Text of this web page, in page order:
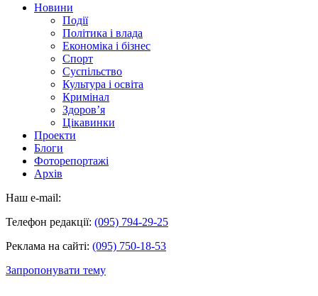
Новини
Події
Політика і влада
Економіка і бізнес
Спорт
Суспільство
Культура і освіта
Кримінал
Здоров’я
Цікавинки
Проекти
Блоги
Фоторепортажі
Архів
Наш e-mail:
Телефон редакції: (095) 794-29-25
Реклама на сайті: (095) 750-18-53
Запропонувати тему